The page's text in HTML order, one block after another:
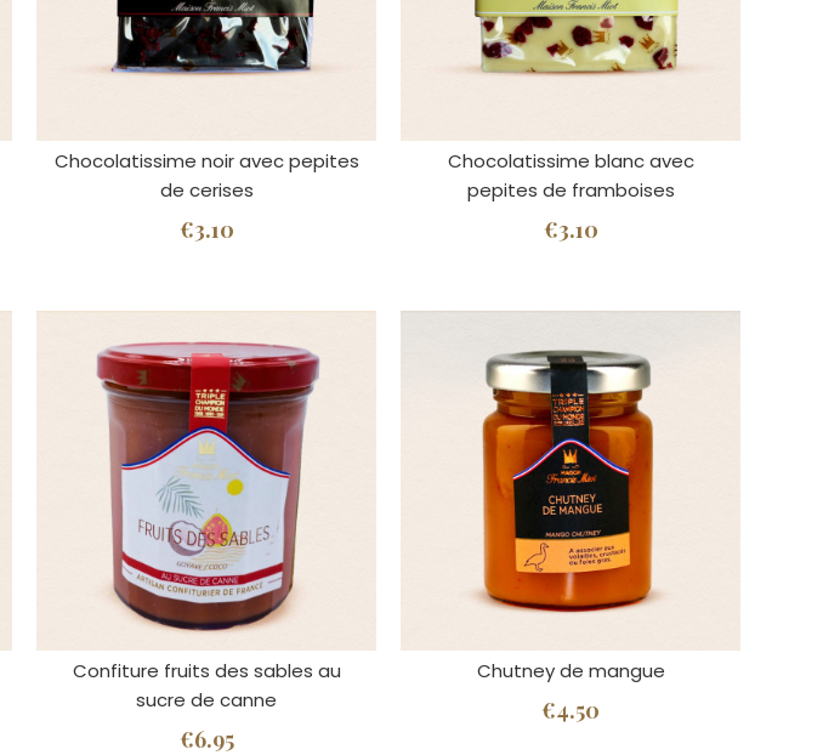
Chocolatissime noir avec pepites
de cerises
€3.10
Chocolatissime blanc avec
pepites de framboises
€3.10
Confiture fruits des sables au
sucre de canne
€6.95
Chutney de mangue
€4.50